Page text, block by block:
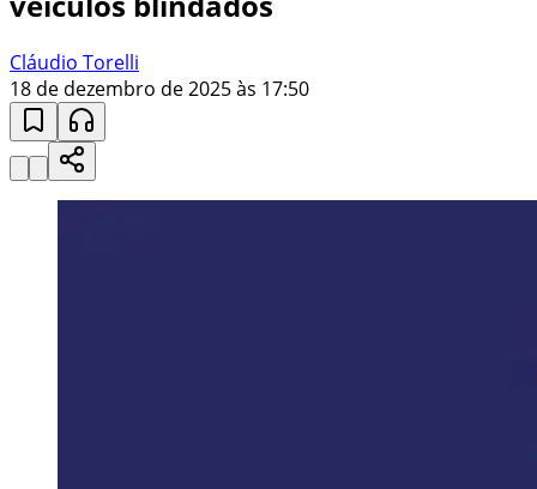
Cláudio Torelli
18 de dezembro de 2025 às 17:50